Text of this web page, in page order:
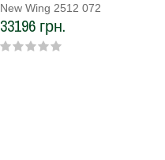
New Wing 2512 072
33196 грн.